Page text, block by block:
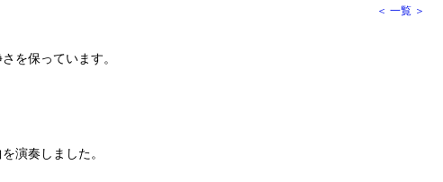
を保っています。
演奏しました。
＜ 一覧 ＞